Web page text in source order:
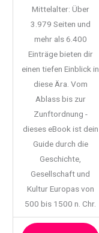
Mittelalter: Über
3.979 Seiten und
mehr als 6.400
Einträge bieten dir
einen tiefen Einblick in
diese Ära. Vom
Ablass bis zur
Zunftordnung -
dieses eBook ist dein
Guide durch die
Geschichte,
Gesellschaft und
Kultur Europas von
500 bis 1500 n. Chr.